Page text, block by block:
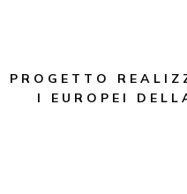
P R O G E T T O R E A L I
I E U R O P E I D E L L